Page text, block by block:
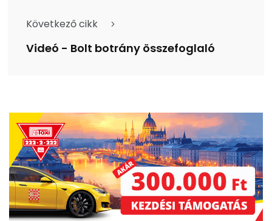
Következő cikk
Videó - Bolt botrány összefoglaló